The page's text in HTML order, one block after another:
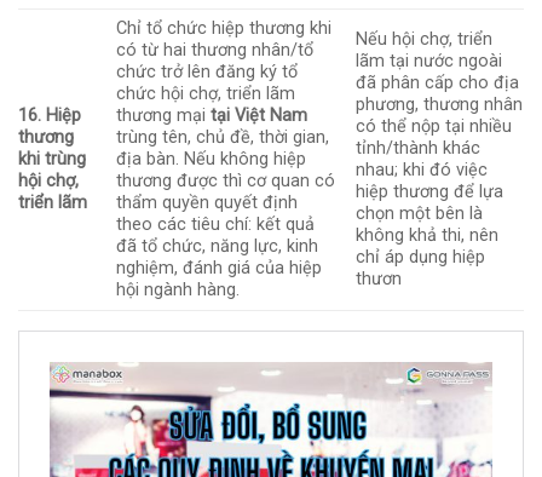
16. Hiệp
thương
khi trùng
hội chợ,
triển lãm
Chỉ tổ chức hiệp thương khi
có từ hai thương nhân/tổ
chức trở lên đăng ký tổ
chức hội chợ, triển lãm
thương mạitại Việt Nam
trùng tên, chủ đề, thời gian,
địa bàn. Nếu không hiệp
thương được thì cơ quan có
thẩm quyền quyết định
theo các tiêu chí: kết quả
đã tổ chức, năng lực, kinh
nghiệm, đánh giá của hiệp
hội ngành hàng.
Nếu hội chợ, triển
lãm tại nước ngoài
đã phân cấp cho địa
phương, thương nhân
có thể nộp tại nhiều
tỉnh/thành khác
nhau; khi đó việc
hiệp thương để lựa
chọn một bên là
không khả thi, nên
chỉ áp dụng hiệp
thươn